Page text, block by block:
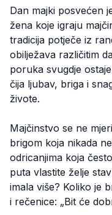
Dan majki posvećen
žena koje igraju
tradicija potječe iz
obilježava različitim
poruka svugdje
čija ljubav, briga i
živote.
Majčinstvo se ne
brigom koja nikada
odricanjima koja
puta vlastite želje
imala više? Koliko je
i rečenice: „Bit će